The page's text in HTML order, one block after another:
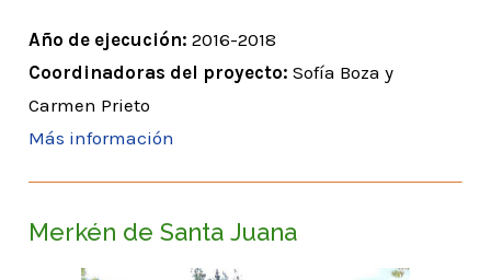
Año de ejecución: 2016-2018
Coordinadoras del proyecto: Sofía Boza y
Carmen Prieto
Más información
Merkén de Santa Juana